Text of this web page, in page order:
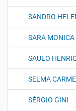
SANDRO
SARA MONICA
SAULO
SELMA
SÉRGIO GINI